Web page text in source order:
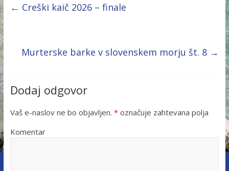
← Creški kaič 2026 – finale
Murterske barke v slovenskem morju št. 8 →
Dodaj odgovor
Vaš e-naslov ne bo objavljen. *označuje zahtevana polja
Komentar